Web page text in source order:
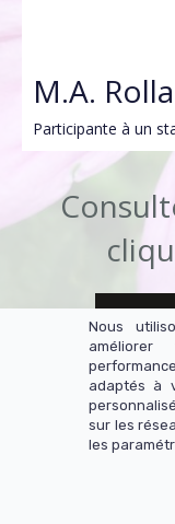
M.A.
Participante à un
Nous
améliorer
adaptés à
sur les
les